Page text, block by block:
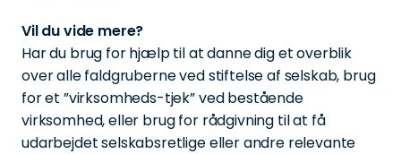
Vil du vide mere?
Har du brug for hjælp til at danne dig et overblik
over alle faldgruberne ved stiftelse af selskab, brug
for et ”virksomheds-tjek” ved bestående
virksomhed, eller brug for rådgivning til at få
udarbejdet selskabsretlige eller andre relevante